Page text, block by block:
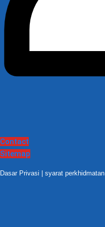
Contact
Sitemap
Dasar Privasi syarat perkhidmatan